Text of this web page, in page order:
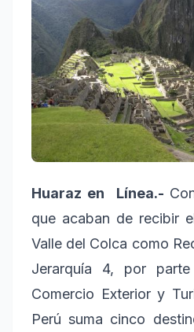
Huaraz en Línea.-
que acaban de recibir
Valle del Colca como
Jerarquía 4, por
Comercio Exterior y
Perú suma cinco